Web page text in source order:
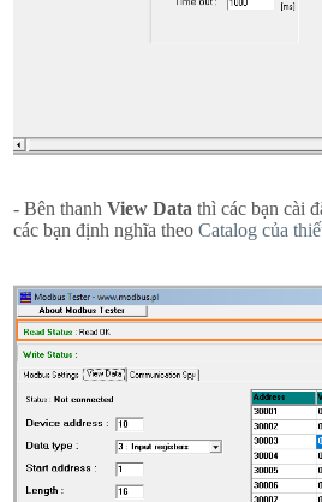
- Bên thanh View Data thì các bạn cài
các bạn định nghĩa theo Catalog của